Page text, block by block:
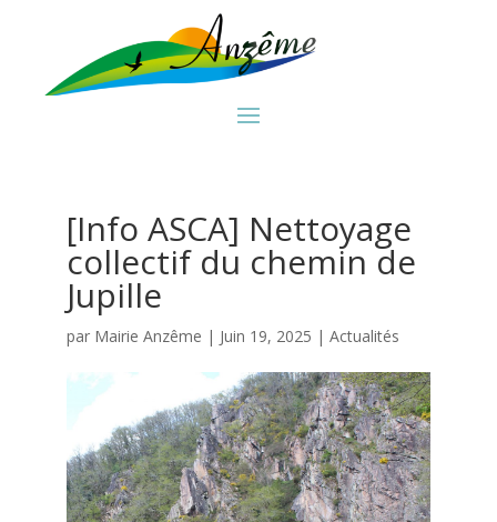
[Info ASCA] Nettoyage
collectif du chemin de
Jupille
par Mairie Anzême | Juin 19, 2025 | Actualités